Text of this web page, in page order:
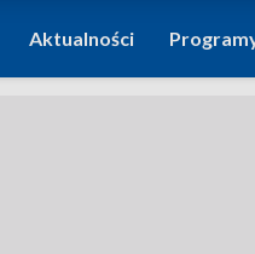
Aktualności